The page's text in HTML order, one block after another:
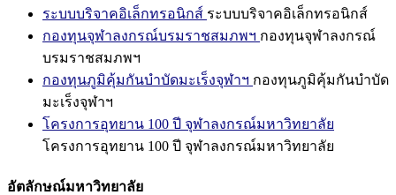
ระบบบริจาคอิเล็กทรอนิกส์ ระบบบริจาคอิเล็กทรอนิกส์
กองทุนจุฬาลงกรณ์บรมราชสมภพฯ กองทุนจุฬาลงกรณ์
บรมราชสมภพฯ
กองทุนภูมิคุ้มกันบำบัดมะเร็งจุฬาฯ กองทุนภูมิคุ้มกันบำบัด
มะเร็งจุฬาฯ
โครงการอุทยาน 100 ปี จุฬาลงกรณ์มหาวิทยาลัย
โครงการอุทยาน 100 ปี จุฬาลงกรณ์มหาวิทยาลัย
อัตลักษณ์มหาวิทยาลัย